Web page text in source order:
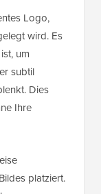
Logo,
wird. Es
um
subtil
Dies
Ihre
platziert.